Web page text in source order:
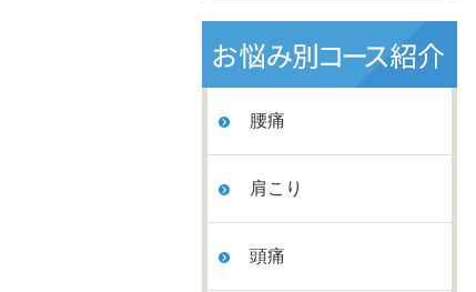
腰痛
肩こり
頭痛